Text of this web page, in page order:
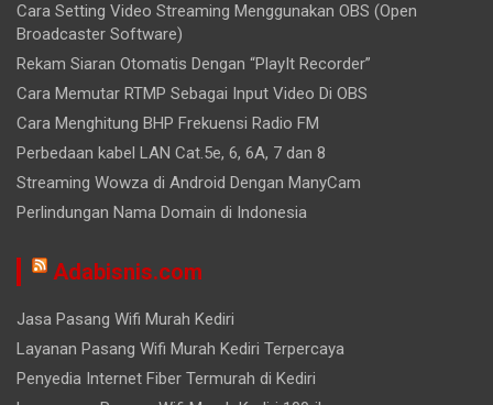
Cara Setting Video Streaming Menggunakan OBS (Open
Broadcaster Software)
Rekam Siaran Otomatis Dengan “PlayIt Recorder”
Cara Memutar RTMP Sebagai Input Video Di OBS
Cara Menghitung BHP Frekuensi Radio FM
Perbedaan kabel LAN Cat.5e, 6, 6A, 7 dan 8
Streaming Wowza di Android Dengan ManyCam
Perlindungan Nama Domain di Indonesia
Adabisnis.com
Jasa Pasang Wifi Murah Kediri
Layanan Pasang Wifi Murah Kediri Terpercaya
Penyedia Internet Fiber Termurah di Kediri